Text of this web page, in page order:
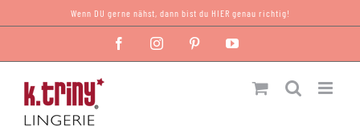
Inhalt
Wenn DU gerne nähst, dann bist du HIER genau richtig!
FacebookInstagramPinterest